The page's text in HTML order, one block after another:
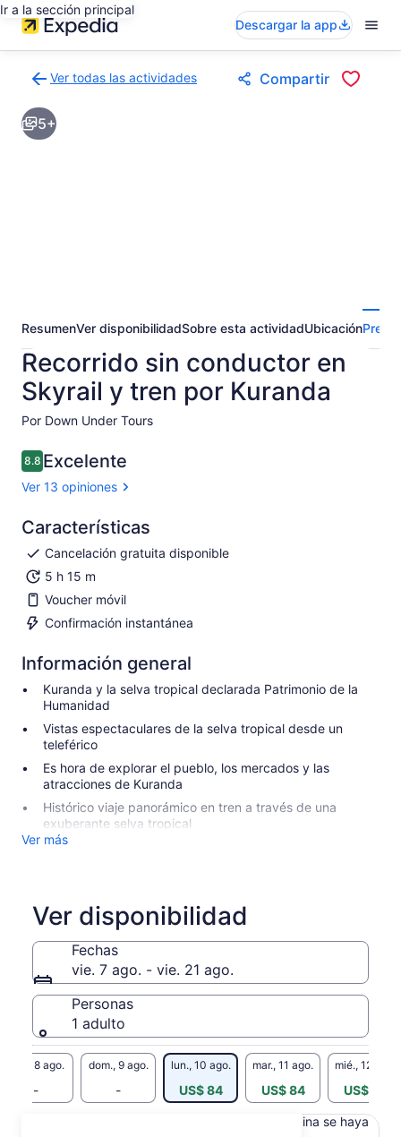
Ir a la sección principal
Descargar la app
Ver todas las actividades
a
la
página
Compartir
5+
ResumenVer disponibilidadSobre esta actividadUbicación
Recorrido sin conductor en
Skyrail y tren por Kuranda
Por Down Under Tours
8.88.8 de 10
Excelente
Ver 13 opiniones
Características
Cancelación gratuita disponible
5 h 15 m
Voucher móvil
Confirmación instantánea
Información general
Kuranda y la selva tropical declarada Patrimonio de la
Humanidad
Vistas espectaculares de la selva tropical desde un
teleférico
Es hora de explorar el pueblo, los mercados y las
atracciones de Kuranda
Histórico viaje panorámico en tren a través de una
exuberante selva tropical
Ver más
Ver disponibilidad
Fechas
vie. 7 ago. - vie. 21 ago.
Personas
1 adulto
sáb., 8 ago.
-
dom., 9 ago.
-
lun., 10 ago.
US$ 84
mar., 11 ago.
US$ 84
mié., 12 ago.
US$ 84
Es posible que el contenido de esta página se haya